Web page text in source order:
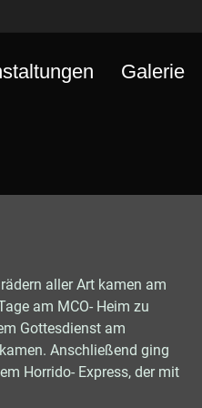
Galerie
aller Art kamen am
am MCO- Heim zu
Gottesdienst am
Anschließend ging
Horrido- Express, der mit